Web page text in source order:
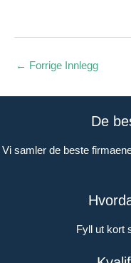
← Forrige Innlegg
De
Vi samler de beste
Fyll ut kort